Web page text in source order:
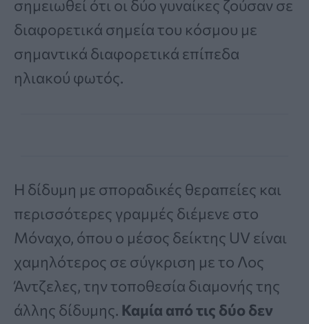
σημειωθεί ότι οι δύο γυναίκες ζούσαν σε
διαφορετικά σημεία του κόσμου με
σημαντικά διαφορετικά επίπεδα
ηλιακού φωτός.
Η δίδυμη με σποραδικές θεραπείες και
περισσότερες γραμμές διέμενε στο
Μόναχο, όπου ο μέσος δείκτης UV είναι
χαμηλότερος σε σύγκριση με το Λος
Άντζελες, την τοποθεσία διαμονής της
άλλης δίδυμης. Καμία από τις δύο δεν